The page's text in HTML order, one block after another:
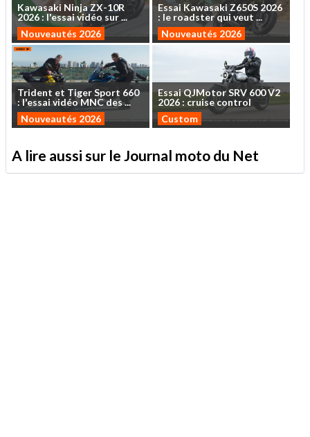
Kawasaki NinjaZX-10R
2026: l'essaividéo sur...
Nouveautés 2026
Essai KawasakiZ650S 2026
: le roadsterquiveut ...
Nouveautés 2026
Trident et TigerSport 660
: l'essaividéoMNCdes...
Nouveautés 2026
EssaiQJMotorSRV 600V2
2026 : cruise control
Custom
A lire aussi sur le Journal moto du Net